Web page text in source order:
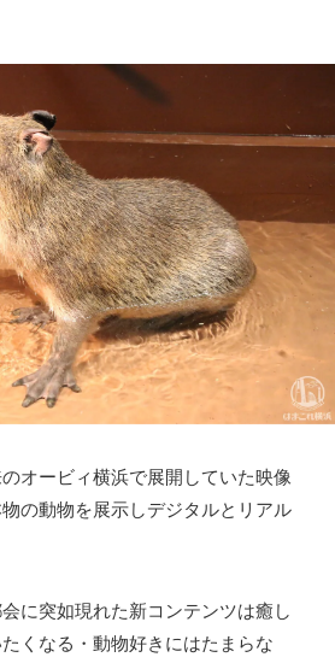
オービィ横浜で展開していた映像
の動物を展示しデジタルとリアル
に突如現れた新コンテンツは癒し
くなる・動物好きにはたまらな